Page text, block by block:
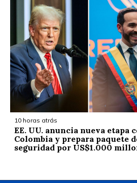
10 horas atrás
EE. UU. anuncia nueva etapa
Colombia y prepara paquete
seguridad por US$1.000